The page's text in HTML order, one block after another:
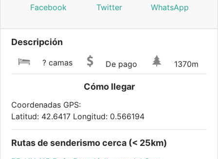
Facebook Twitter WhatsApp
Descripción
? camas De pago 1370m
Cómo llegar
Coordenadas GPS:
Latitud: 42.6417 Longitud: 0.566194
Rutas de senderismo cerca (< 25km)